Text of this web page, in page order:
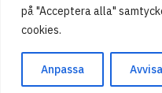
på "Acceptera alla"
cookies.
Anpassa